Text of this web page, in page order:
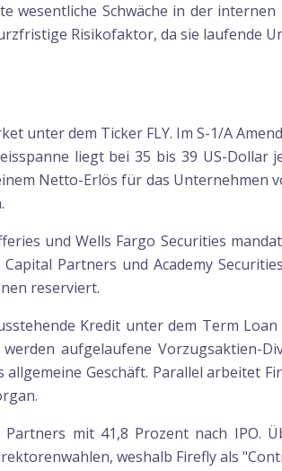
wesentliche Schwäche in der
Risikofaktor, da sie laufende
unter dem Ticker FLY. Im S-1/A
liegt bei 35 bis 39 US-
Netto-Erlös für das Unternehmen
und Wells Fargo Securities
Partners und Academy
reserviert.
Kredit unter dem Term
aufgelaufene Vorzugsaktien-
Geschäft. Parallel arbeitet
mit 41,8 Prozent nach IPO.
weshalb Firefly als